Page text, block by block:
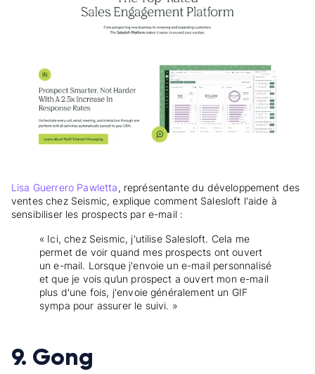
Lisa Guerrero Pawletta, représentante du développement des
ventes chez Seismic, explique comment Salesloft l'aide à
sensibiliser les prospects par e-mail :
« Ici, chez Seismic, j'utilise Salesloft. Cela me
permet de voir quand mes prospects ont ouvert
un e-mail. Lorsque j'envoie un e-mail personnalisé
et que je vois qu’un prospect a ouvert mon e-mail
plus d'une fois, j'envoie généralement un GIF
sympa pour assurer le suivi. »
9. Gong